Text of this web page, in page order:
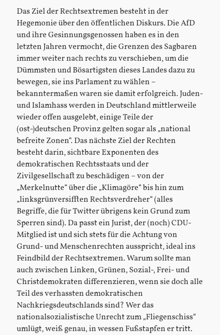
Das Ziel der Rechtsextremen besteht in der
Hegemonie über den öffentlichen Diskurs. Die AfD
und ihre Gesinnungsgenossen haben es in den
letzten Jahren vermocht, die Grenzen des Sagbaren
immer weiter nach rechts zu verschieben, um die
Dümmsten und Bösartigsten dieses Landes dazu zu
bewegen, sie ins Parlament zu wählen –
bekanntermaßen waren sie damit erfolgreich. Juden-
und Islamhass werden in Deutschland mittlerweile
wieder offen ausgelebt, einige Teile der
(ost-)deutschen Provinz gelten sogar als „national
befreite Zonen“. Das nächste Ziel der Rechten
besteht darin, sichtbare Exponenten des
demokratischen Rechtsstaats und der
Zivilgesellschaft zu beschädigen – von der
„Merkelnutte“ über die „Klimagöre“ bis hin zum
„linksgrünversifften Rechtsverdreher“ (alles
Begriffe, die für Twitter übrigens kein Grund zum
Sperren sind). Da passt ein Jurist, der (noch) CDU-
Mitglied ist und sich stets für die Achtung von
Grund- und Menschenrechten ausspricht, ideal ins
Feindbild der Rechtsextremen. Warum sollte man
auch zwischen Linken, Grünen, Sozial-, Frei- und
Christdemokraten differenzieren, wenn sie doch alle
Teil des verhassten demokratischen
Nachkriegsdeutschlands sind? Wer das
nationalsozialistische Unrecht zum „Fliegenschiss“
umlügt, weiß genau, in wessen Fußstapfen er tritt.